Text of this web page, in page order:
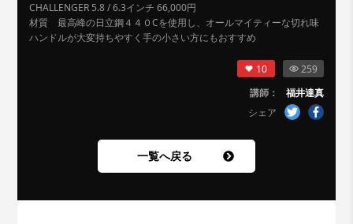
CHALLENGER 5.8 / 6.3インチ 66,000円
材質 最高峰の日立鋼４４０Cを使用し、オールマイティーな切れ味
ハンドルが大変持ちやすく手の小さい方にもおすすめ
10
259
講師：
福井達真
シェア
一覧へ戻る